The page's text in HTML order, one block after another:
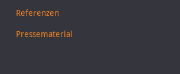
Referenzen
Pressematerial